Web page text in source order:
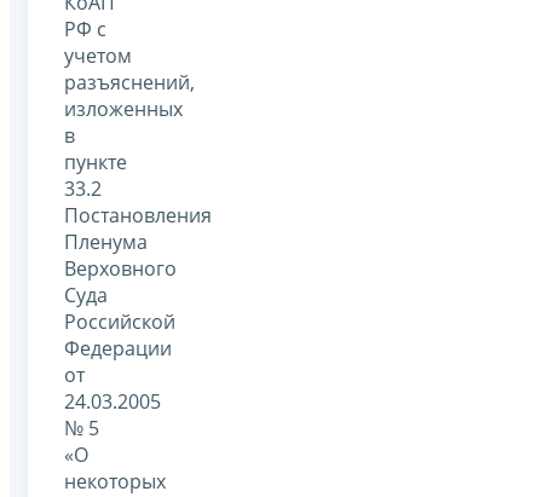
РФ с
учетом
разъяснений,
изложенных
в
пункте
33.2
Постановления
Пленума
Верховного
Суда
Российской
Федерации
от
24.03.2005
№ 5
«О
некоторых